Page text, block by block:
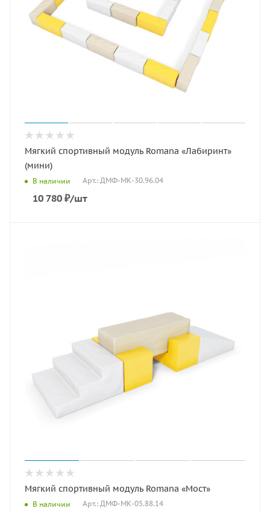
Мягкий спортивный модуль Romana «Лабиринт»
(мини)
В наличии Арт.: ДМФ-МК-30.96.04
10 780 ₽/шт
Мягкий спортивный модуль Romana «Мост»
В наличии Арт.: ДМФ-МК-05.88.14